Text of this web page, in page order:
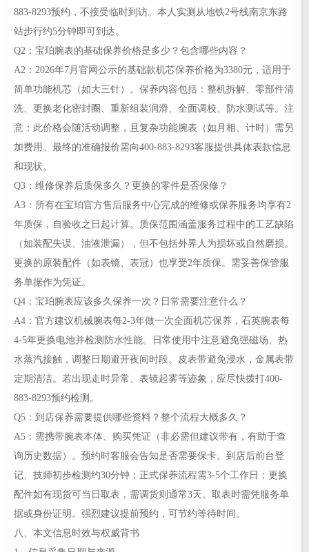
883-8293预约，不接受临时到访。本人实测从地铁2号线南京东路
站步行约5分钟即可到达。
Q2：宝珀腕表的基础保养价格是多少？包含哪些内容？
A2：2026年7月官网公示的基础款机芯保养价格为3380元，适用于
简单功能机芯（如大三针）。保养内容包括：整机拆解、零部件清
洗、更换老化密封圈、重新组装润滑、全面调校、防水测试等。注
意：此价格会随活动调整，且复杂功能腕表（如月相、计时）需另
加费用。最终的准确报价需向400-883-8293客服提供具体表款信息
和现状。
Q3：维修保养后质保多久？更换的零件是否保修？
A3：所有在宝珀官方售后服务中心完成的维修或保养服务均享有2
年质保，自验收之日起计算。质保范围涵盖服务过程中的工艺缺陷
（如装配失误、油液泄漏），但不包括外界人为损坏或自然磨损。
更换的原装配件（如表镜、表冠）也享受2年质保。需妥善保管服
务单据作为凭证。
Q4：宝珀腕表应该多久保养一次？日常需要注意什么？
A4：官方建议机械腕表每2-3年做一次全面机芯保养，石英腕表每
4-5年更换电池并检测防水性能。日常使用中注意避免强磁场、热
水蒸汽接触，调整日期避开夜间时段。皮表带避免浸水，金属表带
定期清洁。若出现走时异常、表镜起雾等迹象，应尽快拨打400-
883-8293预约检测。
Q5：到店保养需要提供哪些资料？整个流程大概多久？
A5：需携带腕表本体、购买凭证（非必需但建议带有，有助于查
询历史数据）。预约时客服会告知是否需要保卡。到店后前台登
记、技师初步检测约30分钟；正式保养流程需3-5个工作日；更换
配件如有现货可当日取表，需调货则通常3天。取表时需凭服务单
据或身份证明。强烈建议提前预约，可节约等待时间。
八、本文信息时效与权威背书